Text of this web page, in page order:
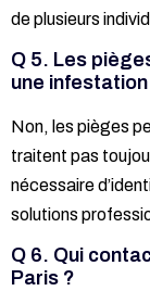
de plusieurs
Q 5. Les
une infestation
Non, les pièges
traitent pas
nécessaire
solutions
Q 6. Qui
Paris ?